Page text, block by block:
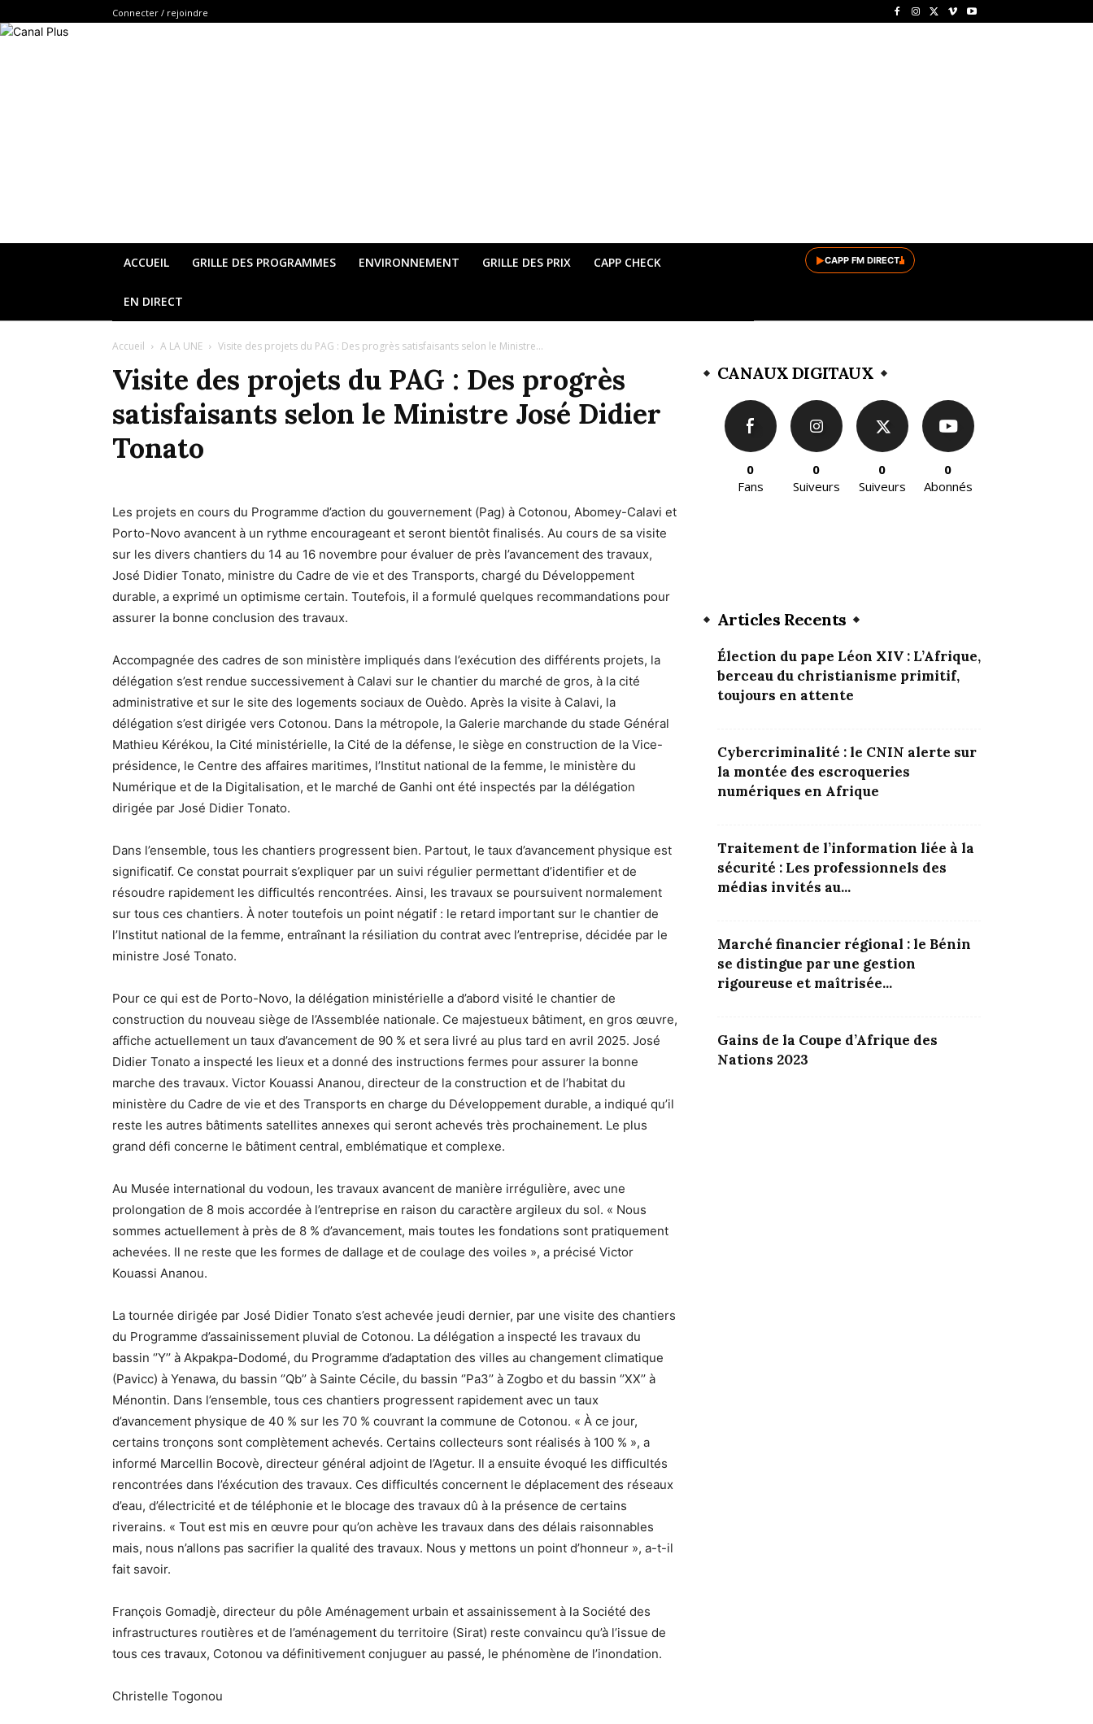
Connecter / rejoindre
ACCUEIL GRILLE DES PROGRAMMES ENVIRONNEMENT GRILLE DES PRIX CAPP CHECK
EN DIRECT
▶CAPP FM DIRECT
Accueil A LA UNE Visite des projets du PAG : Des progrès satisfaisants selon le Ministre...
Visite des projets du PAG : Des progrès
satisfaisants selon le Ministre José Didier
Tonato
Les projets en cours du Programme d’action du gouvernement (Pag) à Cotonou, Abomey-Calavi et
Porto-Novo avancent à un rythme encourageant et seront bientôt finalisés. Au cours de sa visite
sur les divers chantiers du 14 au 16 novembre pour évaluer de près l’avancement des travaux,
José Didier Tonato, ministre du Cadre de vie et des Transports, chargé du Développement
durable, a exprimé un optimisme certain. Toutefois, il a formulé quelques recommandations pour
assurer la bonne conclusion des travaux.
Accompagnée des cadres de son ministère impliqués dans l’exécution des différents projets, la
délégation s’est rendue successivement à Calavi sur le chantier du marché de gros, à la cité
administrative et sur le site des logements sociaux de Ouèdo. Après la visite à Calavi, la
délégation s’est dirigée vers Cotonou. Dans la métropole, la Galerie marchande du stade Général
Mathieu Kérékou, la Cité ministérielle, la Cité de la défense, le siège en construction de la Vice-
présidence, le Centre des affaires maritimes, l’Institut national de la femme, le ministère du
Numérique et de la Digitalisation, et le marché de Ganhi ont été inspectés par la délégation
dirigée par José Didier Tonato.
Dans l’ensemble, tous les chantiers progressent bien. Partout, le taux d’avancement physique est
significatif. Ce constat pourrait s’expliquer par un suivi régulier permettant d’identifier et de
résoudre rapidement les difficultés rencontrées. Ainsi, les travaux se poursuivent normalement
sur tous ces chantiers. À noter toutefois un point négatif : le retard important sur le chantier de
l’Institut national de la femme, entraînant la résiliation du contrat avec l’entreprise, décidée par le
ministre José Tonato.
Pour ce qui est de Porto-Novo, la délégation ministérielle a d’abord visité le chantier de
construction du nouveau siège de l’Assemblée nationale. Ce majestueux bâtiment, en gros œuvre,
affiche actuellement un taux d’avancement de 90 % et sera livré au plus tard en avril 2025. José
Didier Tonato a inspecté les lieux et a donné des instructions fermes pour assurer la bonne
marche des travaux. Victor Kouassi Ananou, directeur de la construction et de l’habitat du
ministère du Cadre de vie et des Transports en charge du Développement durable, a indiqué qu’il
reste les autres bâtiments satellites annexes qui seront achevés très prochainement. Le plus
grand défi concerne le bâtiment central, emblématique et complexe.
Au Musée international du vodoun, les travaux avancent de manière irrégulière, avec une
prolongation de 8 mois accordée à l’entreprise en raison du caractère argileux du sol. « Nous
sommes actuellement à près de 8 % d’avancement, mais toutes les fondations sont pratiquement
achevées. Il ne reste que les formes de dallage et de coulage des voiles », a précisé Victor
Kouassi Ananou.
La tournée dirigée par José Didier Tonato s’est achevée jeudi dernier, par une visite des chantiers
du Programme d’assainissement pluvial de Cotonou. La délégation a inspecté les travaux du
bassin ‘’Y’’ à Akpakpa-Dodomé, du Programme d’adaptation des villes au changement climatique
(Pavicc) à Yenawa, du bassin ‘’Qb’’ à Sainte Cécile, du bassin ‘’Pa3’’ à Zogbo et du bassin ‘’XX’’ à
Ménontin. Dans l’ensemble, tous ces chantiers progressent rapidement avec un taux
d’avancement physique de 40 % sur les 70 % couvrant la commune de Cotonou. « À ce jour,
certains tronçons sont complètement achevés. Certains collecteurs sont réalisés à 100 % », a
informé Marcellin Bocovè, directeur général adjoint de l’Agetur. Il a ensuite évoqué les difficultés
rencontrées dans l’éxécution des travaux. Ces difficultés concernent le déplacement des réseaux
d’eau, d’électricité et de téléphonie et le blocage des travaux dû à la présence de certains
riverains. « Tout est mis en œuvre pour qu’on achève les travaux dans des délais raisonnables
mais, nous n’allons pas sacrifier la qualité des travaux. Nous y mettons un point d’honneur », a-t-il
fait savoir.
François Gomadjè, directeur du pôle Aménagement urbain et assainissement à la Société des
infrastructures routières et de l’aménagement du territoire (Sirat) reste convaincu qu’à l’issue de
tous ces travaux, Cotonou va définitivement conjuguer au passé, le phénomène de l’inondation.
Christelle Togonou
CANAUX DIGITAUX
0
Fans
0
Suiveurs
0
Suiveurs
0
Abonnés
Articles Recents
Élection du pape Léon XIV : L’Afrique,
berceau du christianisme primitif,
toujours en attente
Cybercriminalité : le CNIN alerte sur
la montée des escroqueries
numériques en Afrique
Traitement de l’information liée à la
sécurité : Les professionnels des
médias invités au...
Marché financier régional : le Bénin
se distingue par une gestion
rigoureuse et maîtrisée...
Gains de la Coupe d’Afrique des
Nations 2023